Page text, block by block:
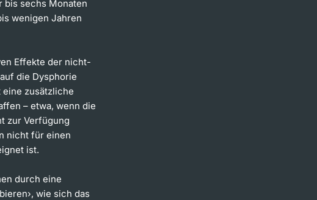
bis sechs Monaten
wenigen Jahren
Effekte der nicht-
die Dysphorie
eine zusätzliche
– etwa, wenn die
zur Verfügung
nicht für einen
ist.
durch eine
wie sich das